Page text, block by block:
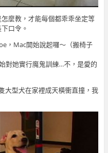
麼教，才能每個都乖乖坐定等
口令。
，Mac開始說起囉～（搬椅子
對她實行魔鬼訓練…不，是愛的
大型犬在家裡成天橫衝直撞，我